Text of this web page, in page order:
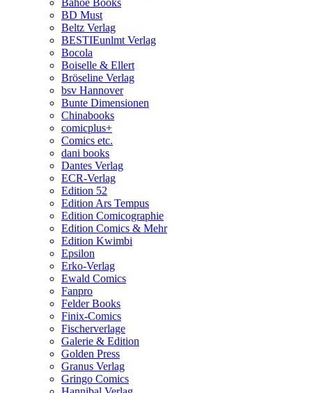
Bahoe Books
BD Must
Beltz Verlag
BESTIEunlmt Verlag
Bocola
Boiselle & Ellert
Bröseline Verlag
bsv Hannover
Bunte Dimensionen
Chinabooks
comicplus+
Comics etc.
dani books
Dantes Verlag
ECR-Verlag
Edition 52
Edition Ars Tempus
Edition Comicographie
Edition Comics & Mehr
Edition Kwimbi
Epsilon
Erko-Verlag
Ewald Comics
Fanpro
Felder Books
Finix-Comics
Fischerverlage
Galerie & Edition
Golden Press
Granus Verlag
Gringo Comics